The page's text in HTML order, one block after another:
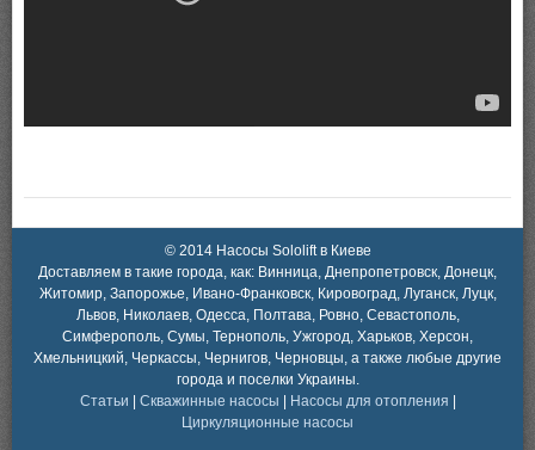
© 2014 Насосы Sololift в Киеве
Доставляем в такие города, как: Винница, Днепропетровск, Донецк,
Житомир, Запорожье, Ивано-Франковск, Кировоград, Луганск, Луцк,
Львов, Николаев, Одесса, Полтава, Ровно, Севастополь,
Симферополь, Сумы, Тернополь, Ужгород, Харьков, Херсон,
Хмельницкий, Черкассы, Чернигов, Черновцы, а также любые другие
города и поселки Украины.
Статьи
Скважинные насосы Насосы для отопления
Циркуляционные насосы